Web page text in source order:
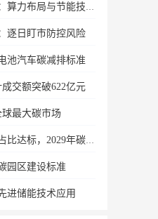
布局与节能技术突破
逐日盯市防控风险
池汽车碳减排标准
交额突破622亿元
最大碳市场
，2029年碳排目标明确
园区建设标准
进储能技术应用